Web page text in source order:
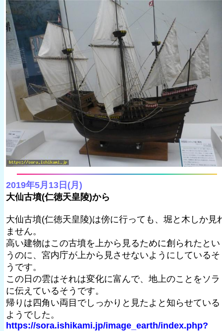
2019年5月13日(月)
大仙古墳(仁徳天皇陵)から
大仙古墳(仁徳天皇陵)は傍に行っても、堀と木しか見
ません。
高い建物はこの古墳を上から見るために創られたとい
うのに、宮内庁が上から見させないようにしているそ
うです。
この日の雲はそれは変化に富んで、地上のことをソラ
に伝えているそうです。
帰りは四角い両目でしっかりと見たよと知らせている
ようでした。
https://sora.ishikami.jp/image_earth/index.php?